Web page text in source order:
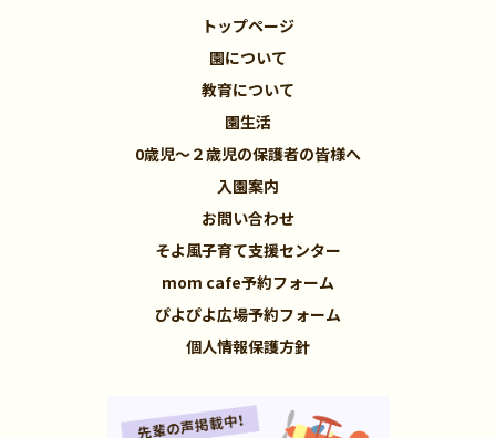
トップページ
園について
教育について
園生活
0歳児～２歳児の保護者の皆様へ
入園案内
お問い合わせ
そよ風子育て支援センター
mom cafe予約フォーム
ぴよぴよ広場予約フォーム
個人情報保護方針